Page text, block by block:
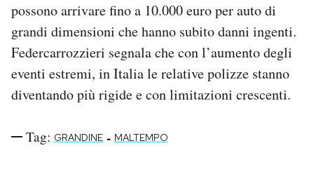
possono arrivare fino a 10.000 euro per auto di
grandi dimensioni che hanno subito danni ingenti.
Federcarrozzieri segnala che con l’aumento degli
eventi estremi, in Italia le relative polizze stanno
diventando più rigide e con limitazioni crescenti.
Tag: GRANDINE - MALTEMPO